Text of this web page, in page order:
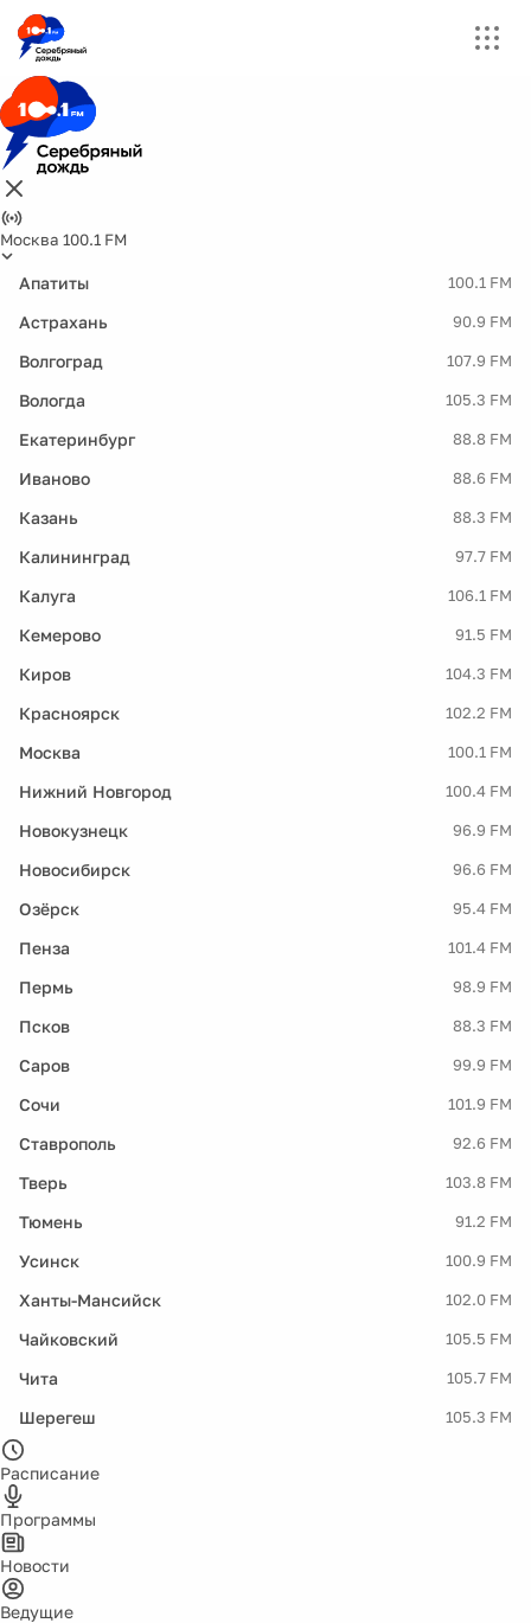
Москва 100.1 FM
Апатиты 100.1 FM
Астрахань 90.9 FM
Волгоград 107.9 FM
Вологда 105.3 FM
Екатеринбург 88.8 FM
Иваново 88.6 FM
Казань 88.3 FM
Калининград 97.7 FM
Калуга 106.1 FM
Кемерово 91.5 FM
Киров 104.3 FM
Красноярск 102.2 FM
Москва 100.1 FM
Нижний Новгород 100.4 FM
Новокузнецк 96.9 FM
Новосибирск 96.6 FM
Озёрск 95.4 FM
Пенза 101.4 FM
Пермь 98.9 FM
Псков 88.3 FM
Саров 99.9 FM
Сочи 101.9 FM
Ставрополь 92.6 FM
Тверь 103.8 FM
Тюмень 91.2 FM
Усинск 100.9 FM
Ханты-Мансийск 102.0 FM
Чайковский 105.5 FM
Чита 105.7 FM
Шерегеш 105.3 FM
Расписание
Программы
Новости
Ведущие